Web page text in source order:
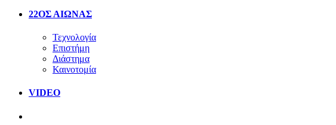
22ΟΣ ΑΙΩΝΑΣ
Τεχνολογία
Επιστήμη
Διάστημα
Καινοτομία
VIDEO